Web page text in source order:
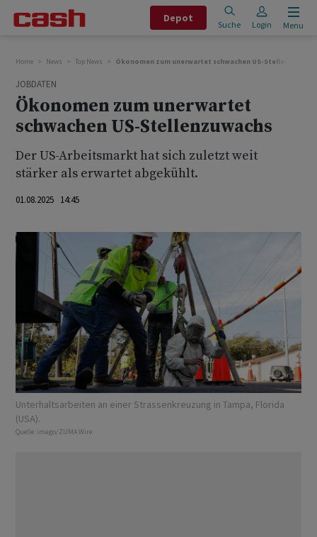
Depot
Suche Login Menu
Home News Top News Ökonomen zum unerwartet schwachen US-
JOBDATEN
Ökonomen zum unerwartet
schwachen US-Stellenzuwachs
Der US-Arbeitsmarkt hat sich zuletzt weit
stärker als erwartet abgekühlt.
01.08.2025 14:45
Unterhaltsarbeiten an einer Strassenkreuzung in Tampa, Florida
(USA).
Quelle: imago/ZUMA Wire